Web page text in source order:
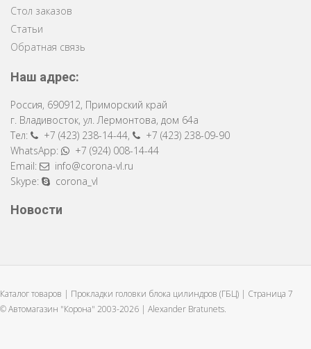
Стол заказов
Статьи
Обратная связь
Наш адрес:
Россия, 690912, Приморский край
г. Владивосток, ул. Лермонтова, дом 64a
Тел:
+7 (423) 238-14-44,
+7 (423) 238-09-90
WhatsApp:
+7 (924) 008-14-44
Email:
info@corona-vl.ru
Skype:
corona_vl
Новости
Каталог товаров | Прокладки головки блока цилиндров (ГБЦ) | Страница 7
© Автомагазин "Корона" 2003-2026 | Alexander Bratunets.